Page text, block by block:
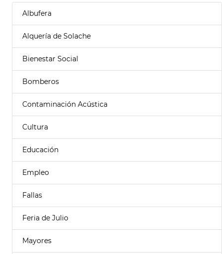
Albufera
Alquería de Solache
Bienestar Social
Bomberos
Contaminación Acústica
Cultura
Educación
Empleo
Fallas
Feria de Julio
Mayores